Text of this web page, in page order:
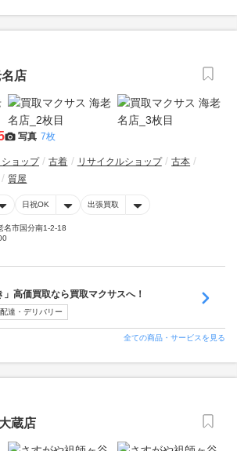
店
写真 7枚
ョップ 古着 リサイクルショップ
古本
質屋
日祝OK 出張買取
名市国分南1-2-18
」高価買取なら買取マクサスへ！
配達・デリバリー
全ての商品・サービスを見る
蔵店